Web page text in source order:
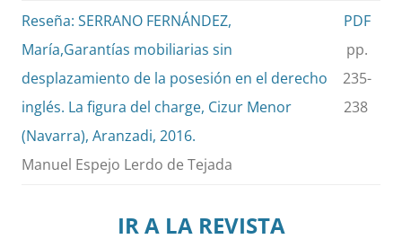
Reseña: SERRANO FERNÁNDEZ,
María,Garantías mobiliarias sin
desplazamiento de la posesión en el derecho
inglés. La figura del charge, Cizur Menor
(Navarra), Aranzadi, 2016.
Manuel Espejo Lerdo de Tejada
PDF
pp.
235-
238
IR A LA REVISTA